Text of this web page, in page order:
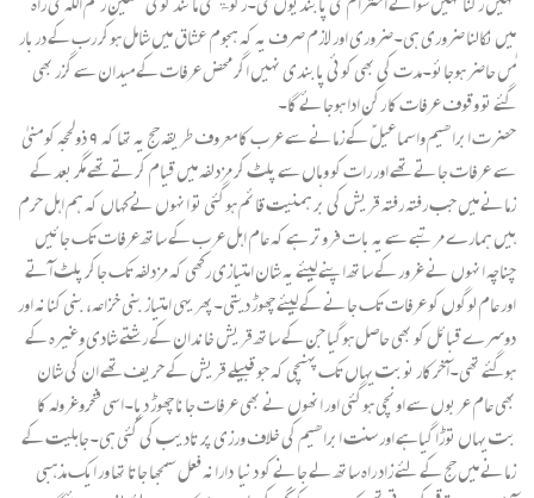
میں نکالنا ضروری ہی۔ضروری اور لازم صرف یہ کہ ہجوم عشاق میں شامل ہوکر رب کے دربار
مٰں حاضر ہوجائو۔مدت کی بھی کوئی پابندی نہیں اگر محض عرفات کے میدان سے گزر بھی
گئے تو وقوف عرفات کا رکن ادا ہوجائے گا۔
حضرت ابراھیم واسماعیلؑ کے زمانے سے عرب کا معروف طریقہ حج یہ تھا کہ ۹ذولحجہ کو منیٰ
سے عرفات جاتے تھے اور رات کو وہاں سے پلٹ کر مزدلفہ میں قیام کرتے تھے مگر بعد کے
زمانے میں جب رفتہ رفتہ قریش کی بر ہمنیت قائم ہوگئی تو انہوں نے کہاں کہ ہم اہل حرم
ہیں ہمارے مرتبے سے یہ بات فروتر ہے کہ عام اہل عرب کے ساتھ عرفات تک جائیں
چناچہ انہوں نے غرور کے ساتھ اپنے لیئے یہ شان امتیازی رکھی کہ مزدلفہ تک جاکر پلٹ آتے
اور عام لوگوں کو عرفات تک جانے کے لیئے چھوڑ دیتی۔پھر یہی امتیاز بنی خزاعہ، بنی کنانہ اور
دوسرے قبائل کو بھی حاصل ہوگیا جن کے ساتھ قریش خاندان کے رشتے شادی وغیرہ کے
ہوگئے تھی۔آخرکار نوبت یہاں تک پہنچی کہ جو قبیلے قریش کے حریف تھے ان کی شان
بھی عام عربوں سے اونچی ہوگئی اور انھوں نے بھی عرفات جانا چھوڑ دیا۔اسی فخروغرولہ کا
بت یہاں توڑا گیاہے اور سنت ابراھیم کی خلاف ورزی پر تادیب کی گئی ہی۔جاہلیت کے
زمانے میں حج کے لئے زاد راہ ساتھ لے جانے کو دنیا دارانہ فعل سمجھا جاتا تھا ور ایک مذہبی